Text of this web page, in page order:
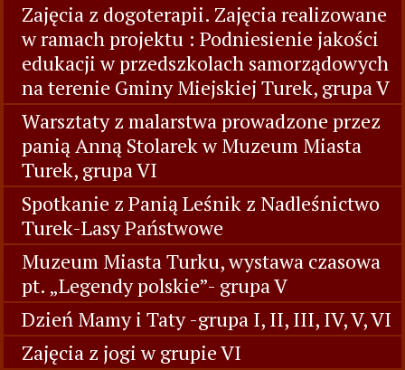
Zajęcia z dogoterapii. Zajęcia realizowane
w ramach projektu : Podniesienie jakości
edukacji w przedszkolach samorządowych
na terenie Gminy Miejskiej Turek, grupa V
Warsztaty z malarstwa prowadzone przez
panią Anną Stolarek w Muzeum Miasta
Turek, grupa VI
Spotkanie z Panią Leśnik z Nadleśnictwo
Turek-Lasy Państwowe
Muzeum Miasta Turku, wystawa czasowa
pt. „Legendy polskie”- grupa V
Dzień Mamy i Taty -grupa I, II, III, IV, V, VI
Zajęcia z jogi w grupie VI